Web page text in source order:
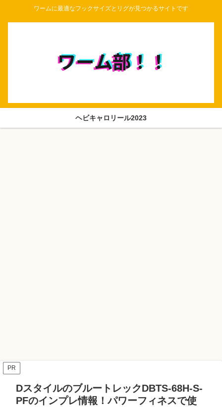
ワームに最適なフックサイズとリグが見つかるサイトです
ヘビキャロリール2023
PR
DスタイルのブルートレックDBTS-68H-S-
PFのインプレ情報！パワーフィネスで使